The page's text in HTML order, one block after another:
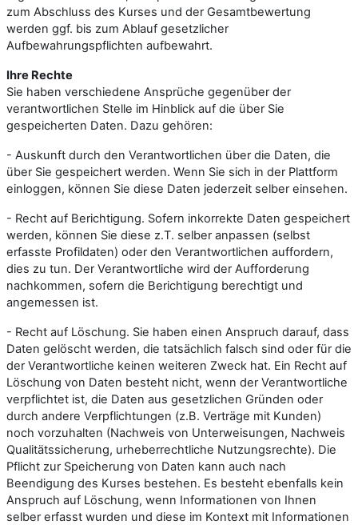
zum Abschluss des Kurses und der Gesamtbewertung
werden ggf. bis zum Ablauf gesetzlicher
Aufbewahrungspflichten aufbewahrt.
Ihre Rechte
Sie haben verschiedene Ansprüche gegenüber der
verantwortlichen Stelle im Hinblick auf die über Sie
gespeicherten Daten. Dazu gehören:
- Auskunft durch den Verantwortlichen über die Daten, die
über Sie gespeichert werden. Wenn Sie sich in der Plattform
einloggen, können Sie diese Daten jederzeit selber einsehen.
- Recht auf Berichtigung. Sofern inkorrekte Daten gespeichert
werden, können Sie diese z.T. selber anpassen (selbst
erfasste Profildaten) oder den Verantwortlichen auffordern,
dies zu tun. Der Verantwortliche wird der Aufforderung
nachkommen, sofern die Berichtigung berechtigt und
angemessen ist.
- Recht auf Löschung. Sie haben einen Anspruch darauf, dass
Daten gelöscht werden, die tatsächlich falsch sind oder für die
der Verantwortliche keinen weiteren Zweck hat. Ein Recht auf
Löschung von Daten besteht nicht, wenn der Verantwortliche
verpflichtet ist, die Daten aus gesetzlichen Gründen oder
durch andere Verpflichtungen (z.B. Verträge mit Kunden)
noch vorzuhalten (Nachweis von Unterweisungen, Nachweis
Qualitätssicherung, urheberrechtliche Nutzungsrechte). Die
Pflicht zur Speicherung von Daten kann auch nach
Beendigung des Kurses bestehen. Es besteht ebenfalls kein
Anspruch auf Löschung, wenn Informationen von Ihnen
selber erfasst wurden und diese im Kontext mit Informationen